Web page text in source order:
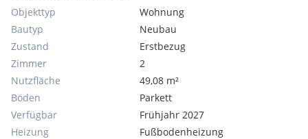
Objekttyp
Wohnung
Bautyp
Neubau
Zustand
Erstbezug
Zimmer
2
Nutzfläche
49,08 m²
Böden
Parkett
Verfügbar
Frühjahr 2027
Heizung
Fußbodenheizung